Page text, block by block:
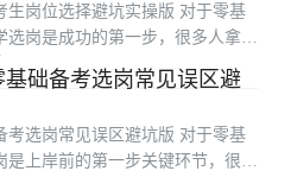
生岗位选择避坑实操版 对于零基
岗是成功的第一步，很多人拿到
各种选岗陷阱。本文是粉笔整理
基础备考的考生，从个人条件梳
础备考选岗常见误区避
考选岗常见误区避坑版 对于零基
上岸前的第一步关键环节，很多